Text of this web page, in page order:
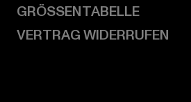
GRÖSSENTABELLE
VERTRAG WIDERRUFEN